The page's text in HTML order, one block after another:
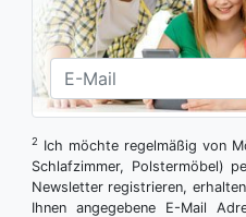
2
Ich möchte regelmäßig von
Schlafzimmer, Polstermöbel)
Newsletter registrieren,
Ihnen angegebene E-Mail